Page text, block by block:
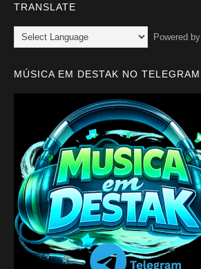
TRANSLATE
Powered by
MÚSICA EM DESTAK NO TELEGRAM